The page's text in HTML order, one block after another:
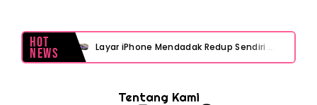
Hot
News Layar iPhone Mendadak Redup Sendiri Padahal Auto-Brightness Mati? Ini Penyebab & Solusinya!
Tentang Kami